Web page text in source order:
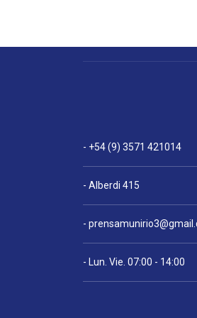
- +54 (9) 3571 421014
- Alberdi 415
-
- Lun. Vie. 07:00 - 14:00